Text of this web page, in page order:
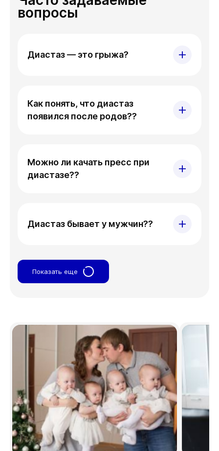
вопросы
Диастаз — это грыжа?
Как понять, что диастаз
появился после родов??
Можно ли качать пресс при
диастазе??
Диастаз бывает у мужчин??
Показать еще